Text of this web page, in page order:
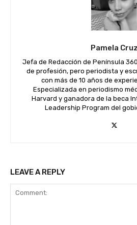
Pamela Cruz
Jefa de Redacción de Península
de profesión, pero periodista y
con más de 10 años de
Especializada en periodismo
Harvard y ganadora de la beca
Leadership Program del
LEAVE A REPLY